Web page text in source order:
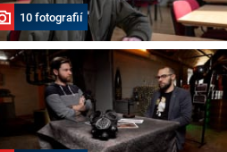
10 fotografií